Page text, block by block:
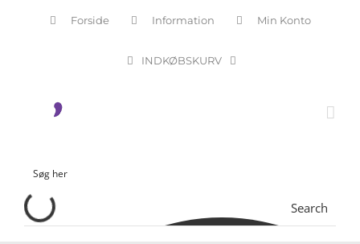
Forside Information Min Konto
INDKØBSKURV
Search